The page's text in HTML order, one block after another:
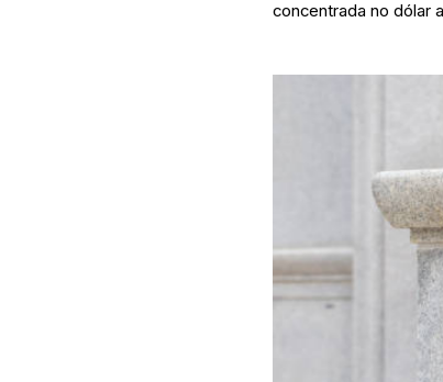
concentrada no dólar